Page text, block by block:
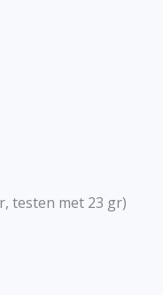
testen met 23 gr)